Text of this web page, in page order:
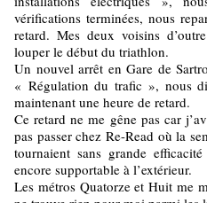
vérifications terminées, nous
retard. Mes deux voisins
louper le début du triathlon.
Un nouvel arrêt en Gare de
« Régulation du trafic », nous
maintenant une heure de retard.
Ce retard ne me gêne pas car
pas passer chez Re-Read où la
tournaient sans grande
encore supportable à l’extérieur.
Les métros Quatorze et Huit me